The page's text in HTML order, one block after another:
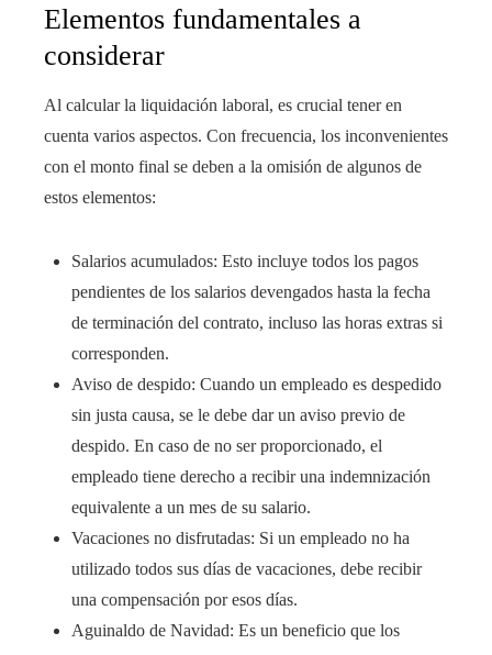
Elementos fundamentales a
considerar
Al calcular la liquidación laboral, es crucial tener en
cuenta varios aspectos. Con frecuencia, los inconvenientes
con el monto final se deben a la omisión de algunos de
estos elementos:
Salarios acumulados: Esto incluye todos los pagos
pendientes de los salarios devengados hasta la fecha
de terminación del contrato, incluso las horas extras si
corresponden.
Aviso de despido: Cuando un empleado es despedido
sin justa causa, se le debe dar un aviso previo de
despido. En caso de no ser proporcionado, el
empleado tiene derecho a recibir una indemnización
equivalente a un mes de su salario.
Vacaciones no disfrutadas: Si un empleado no ha
utilizado todos sus días de vacaciones, debe recibir
una compensación por esos días.
Aguinaldo de Navidad: Es un beneficio que los